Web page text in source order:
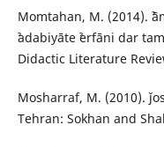
Momtahan, M. (2014).
ˀadabiyāte ˀerfāni dar
Didactic Literature
Mosharraf, M. (2010).
Tehran: Sokhan and